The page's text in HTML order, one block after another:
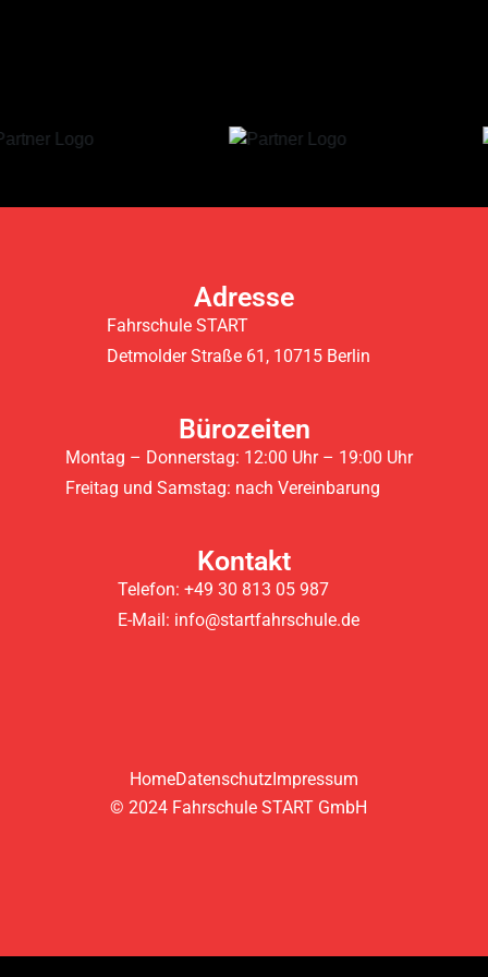
Adresse
Fahrschule START
Detmolder Straße 61, 10715 Berlin
Bürozeiten
Montag – Donnerstag: 12:00 Uhr – 19:00 Uhr
Freitag und Samstag: nach Vereinbarung
Kontakt
Telefon: +49 30 813 05 987
E-Mail: info@startfahrschule.de
HomeDatenschutzImpressum
© 2024 Fahrschule START GmbH